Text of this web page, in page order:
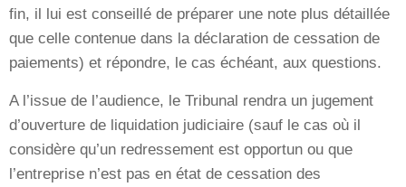
fin, il lui est conseillé de préparer une note plus détaillée
que celle contenue dans la déclaration de cessation de
paiements) et répondre, le cas échéant, aux questions.
A l’issue de l’audience, le Tribunal rendra un jugement
d’ouverture de liquidation judiciaire (sauf le cas où il
considère qu’un redressement est opportun ou que
l’entreprise n’est pas en état de cessation des